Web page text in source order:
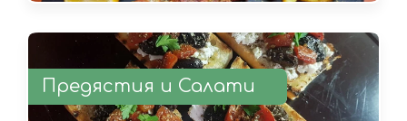
Предястия и Салати